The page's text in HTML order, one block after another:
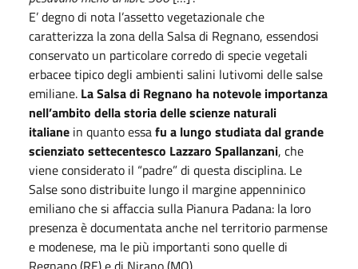
E’ degno di nota l’assetto vegetazionale che
caratterizza la zona della Salsa di Regnano, essendosi
conservato un particolare corredo di specie vegetali
erbacee tipico degli ambienti salini lutivomi delle salse
emiliane. La Salsa di Regnano ha notevole importanza
nell’ambito della storia delle scienze naturali
italiane in quanto essafu a lungo studiata dal grande
scienziato settecentesco Lazzaro Spallanzani, che
viene considerato il “padre” di questa disciplina. Le
Salse sono distribuite lungo il margine appenninico
emiliano che si affaccia sulla Pianura Padana: la loro
presenza è documentata anche nel territorio parmense
e modenese, ma le più importanti sono quelle di